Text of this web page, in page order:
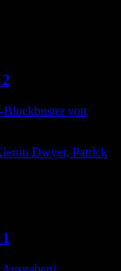
von
Dwyer, Patrick